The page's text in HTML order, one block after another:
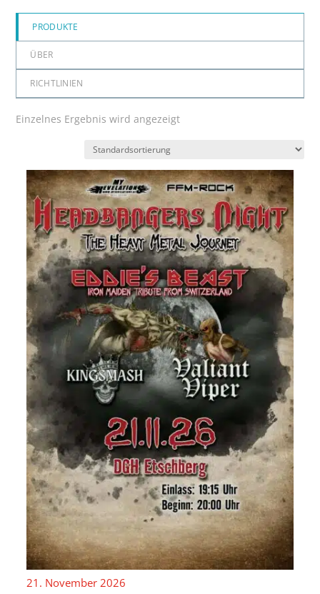
PRODUKTE
ÜBER
RICHTLINIEN
Einzelnes Ergebnis wird angezeigt
21. November 2026